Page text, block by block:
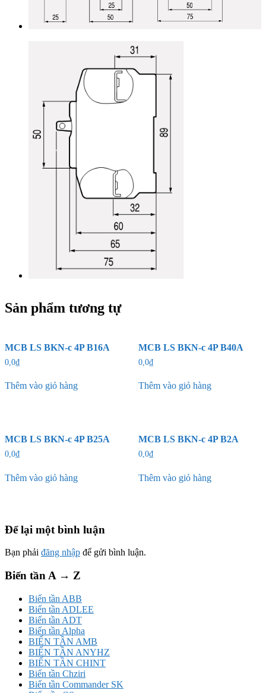
Sản phẩm tương tự
MCB LS BKN-c 4P B16A
0,0₫
Thêm vào giỏ hàng
MCB LS BKN-c 4P B40A
0,0₫
Thêm vào giỏ hàng
MCB LS BKN-c 4P B25A
0,0₫
Thêm vào giỏ hàng
MCB LS BKN-c 4P B2A
0,0₫
Thêm vào giỏ hàng
Để lại một bình luận
Bạn phải đăng nhập để gửi bình luận.
Biến tần A → Z
Biến tần ABB
Biến tần ADLEE
Biến tần ADT
Biến tần Alpha
BIẾN TẦN AMB
BIẾN TẦN ANYHZ
BIẾN TẦN CHINT
Biến tần Chziri
Biến tần Commander SK